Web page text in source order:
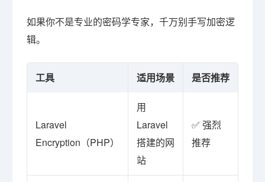
如果你不是专业的密码学专家，千万别手写加密逻
辑。
工具 适用场景 是否推荐
Laravel
Encryption（PHP）
用
Laravel
搭建的网
站
✅ 强烈
推荐